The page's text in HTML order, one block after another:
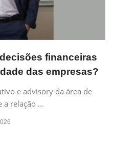
financeiras
das empresas?
e advisory da área de
a relação ...